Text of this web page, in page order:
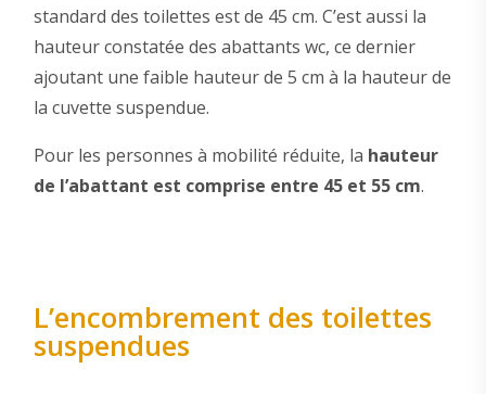
standard des toilettes est de 45 cm. C’est aussi la
hauteur constatée des abattants wc, ce dernier
ajoutant une faible hauteur de 5 cm à la hauteur de
la cuvette suspendue.
Pour les personnes à mobilité réduite, la hauteur
de l’abattant est comprise entre 45 et 55 cm.
L’encombrement des toilettes
suspendues